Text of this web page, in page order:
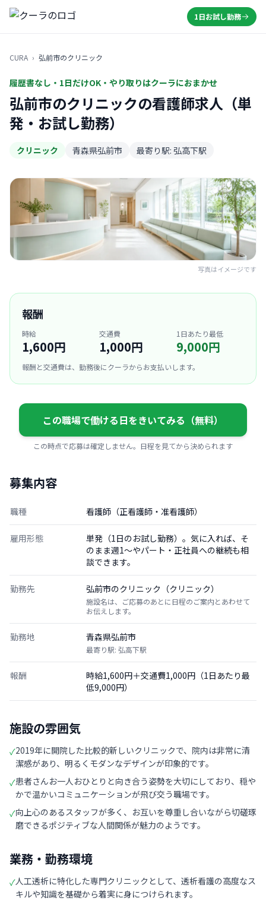
1日お試し勤務
CURA › 弘前市のクリニック
履歴書なし・1日だけOK・やり取りはクーラにおまかせ
弘前市のクリニックの看護師求人（単
発・お試し勤務）
クリニック 青森県弘前市 最寄り駅: 弘高下駅
写真はイメージです
報酬
時給
1,600円
交通費
1,000円
1日あたり最低
9,000円
報酬と交通費は、勤務後にクーラからお支払いします。
この職場で働ける日をきいてみる（無料）
この時点で応募は確定しません。日程を見てから決められます
募集内容
職種 看護師（正看護師・准看護師）
雇用形態
単発（1日のお試し勤務）。気に入れば、そ
のまま週1〜やパート・正社員への継続も相
談できます。
勤務先 弘前市のクリニック（クリニック）
施設名は、ご応募のあとに日程のご案内とあわせて
お伝えします。
勤務地 青森県弘前市
最寄り駅: 弘高下駅
報酬
時給1,600円＋交通費1,000円（1日あたり最
低9,000円）
施設の雰囲気
✓2019年に開院した比較的新しいクリニックで、院内は非常に清
潔感があり、明るくモダンなデザインが印象的です。
✓患者さんお一人おひとりと向き合う姿勢を大切にしており、穏や
かで温かいコミュニケーションが飛び交う職場です。
✓向上心のあるスタッフが多く、お互いを尊重し合いながら切磋琢
磨できるポジティブな人間関係が魅力のようです。
業務・勤務環境
✓人工透析に特化した専門クリニックとして、透析看護の高度なス
キルや知識を基礎から着実に身につけられます。